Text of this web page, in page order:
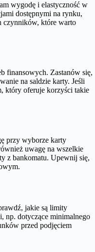
wygodę i elastyczność w
dostępnymi na rynku,
czynników, które warto
finansowych. Zastanów się,
na saldzie karty. Jeśli
który oferuje korzyści takie
przy wyborze karty
uwagę na wszelkie
z bankomatu. Upewnij się,
jakie są limity
np. dotyczące minimalnego
przed podjęciem